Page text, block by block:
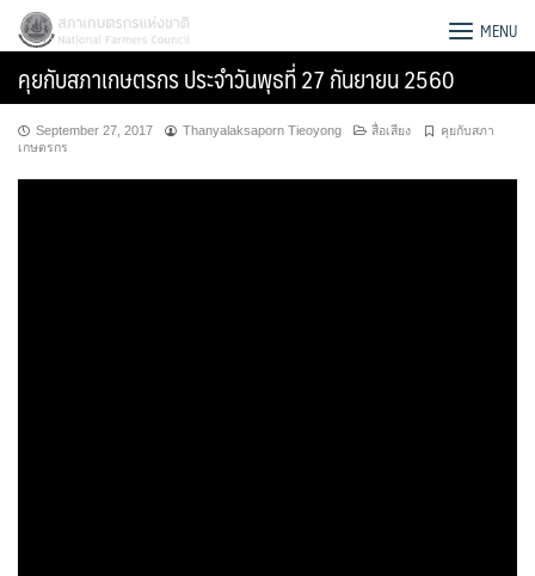
Skip
content
สภาเกษตรกรแห่งชาติ MENU
คุยกับสภาเกษตรกร ประจำวันพุธที่ 27 กันยายน 2560
September 27, 2017 Thanyalaksaporn Tieoyong สื่อเสียง
คุยกับสภา
เกษตรกร